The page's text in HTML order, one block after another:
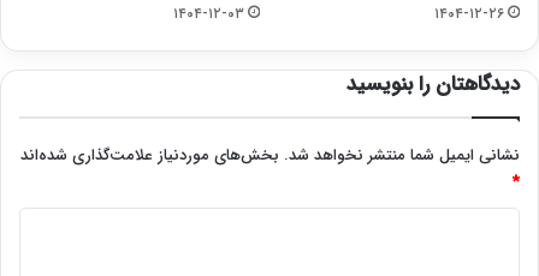
۱۴۰۴-۱۲-۲۶ ۱۴۰۴-۱۲-۰۳
دیدگاهتان را بنویسید
نشانی ایمیل شما منتشر نخواهد شد. بخش‌های موردنیاز علامت‌گذاری شده‌اند
*